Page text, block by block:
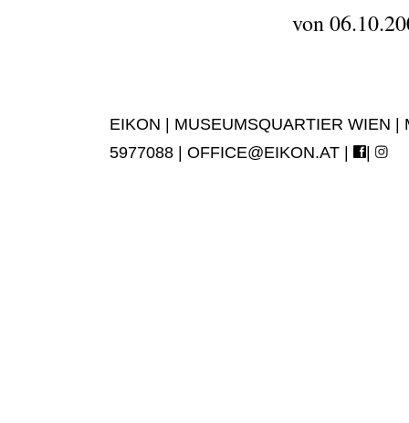
von
EIKON | MUSEUMSQUARTIER WIEN
5977088 | OFFICE@EIKON.AT | |